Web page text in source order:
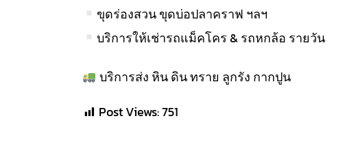
ขุดร่องสวน ขุดบ่อปลาคราฟ ฯลฯ
บริการให้เช่ารถแม็คโคร & รถหกล้อ รายวัน
บริการส่ง หิน ดิน ทราย ลูกรัง กากปูน
Post Views:751